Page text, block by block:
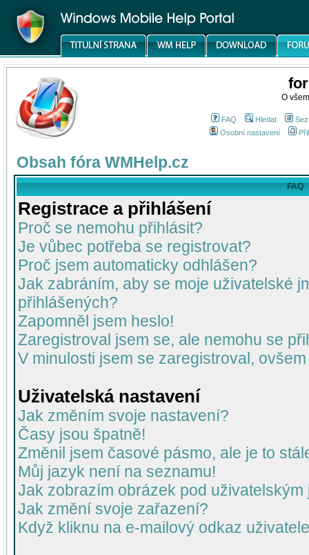
O
FAQ Hledat
Osobní nastavení
Obsah fóra WMHelp.cz
FAQ
Registrace a přihlášení
Proč se nemohu přihlásit?
Je vůbec potřeba se registrovat?
Proč jsem automaticky odhlášen?
Jak zabráním, aby se moje uživatelské
přihlášených?
Zapomněl jsem heslo!
Zaregistroval jsem se, ale nemohu se
V minulosti jsem se zaregistroval,
Uživatelská nastavení
Jak změním svoje nastavení?
Časy jsou špatně!
Změnil jsem časové pásmo, ale je to
Můj jazyk není na seznamu!
Jak zobrazím obrázek pod uživatelským
Jak změní svoje zařazení?
Když kliknu na e-mailový odkaz